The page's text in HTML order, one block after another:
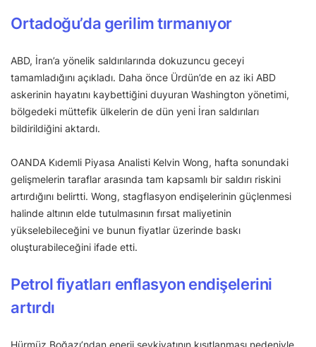
Ortadoğu’da gerilim tırmanıyor
ABD, İran’a yönelik saldırılarında dokuzuncu geceyi
tamamladığını açıkladı. Daha önce Ürdün’de en az iki ABD
askerinin hayatını kaybettiğini duyuran Washington yönetimi,
bölgedeki müttefik ülkelerin de dün yeni İran saldırıları
bildirildiğini aktardı.
OANDA Kıdemli Piyasa Analisti Kelvin Wong, hafta sonundaki
gelişmelerin taraflar arasında tam kapsamlı bir saldırı riskini
artırdığını belirtti. Wong, stagflasyon endişelerinin güçlenmesi
halinde altının elde tutulmasının fırsat maliyetinin
yükselebileceğini ve bunun fiyatlar üzerinde baskı
oluşturabileceğini ifade etti.
Petrol fiyatları enflasyon endişelerini
artırdı
Hürmüz Boğazı’ndan enerji sevkiyatının kısıtlanması nedeniyle